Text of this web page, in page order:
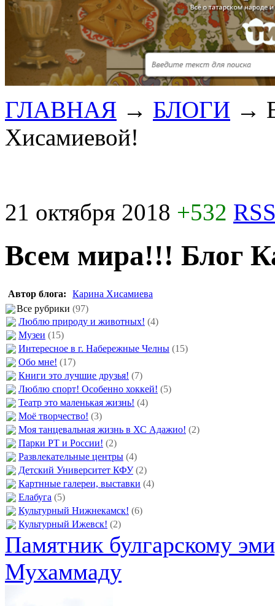
ГЛАВНАЯ → БЛОГИ →
Хисамиевой!
21 октября 2018 +532
Всем мира!!! Блог
Автор блога:
Карина Хисамиева
Все рубрики (97)
Люблю природу и животных! (4)
Музеи (15)
Интересное в г. Набережные Челны (15)
Обо мне! (17)
Книги это лучшие друзья! (7)
Люблю спорт! Особенно хоккей! (5)
Театр это маленькая жизнь! (4)
Моё творчество! (3)
Моя танцевальная жизнь в ХС Адажио! (2)
Парки РТ и России! (2)
Развлекательные центры (4)
Детский Университет КФУ (2)
Картнные галереи, выставки (4)
Елабуга (5)
Культурный Нижнекамск! (6)
Культурный Ижевск! (2)
Памятник булгарскому
Мухаммаду